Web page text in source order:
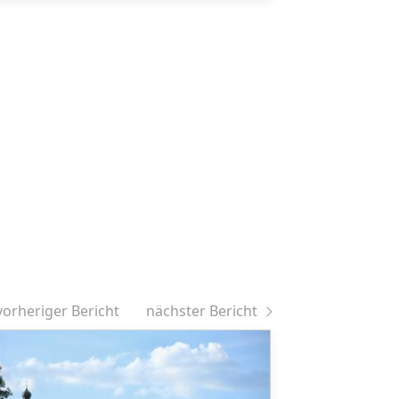
Bericht nächster Bericht